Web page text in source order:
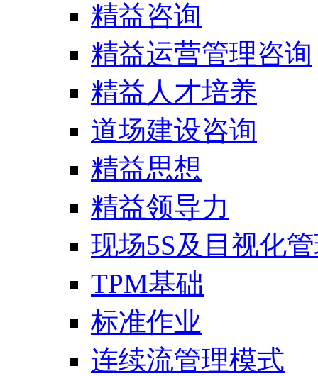
精益咨询
精益运营管理咨询
精益人才培养
道场建设咨询
精益思想
精益领导力
现场5S及目视化
TPM基础
标准作业
连续流管理模式